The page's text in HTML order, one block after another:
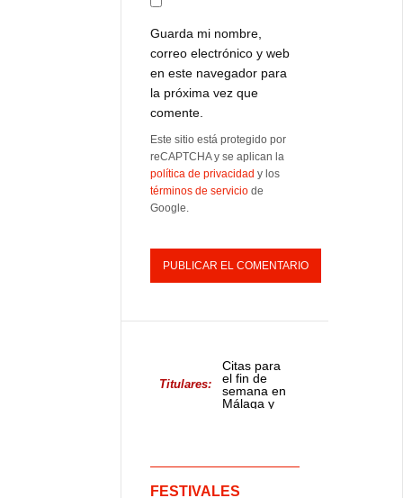
Guarda mi nombre,
correo electrónico y web
en este navegador para
la próxima vez que
comente.
Este sitio está protegido por
reCAPTCHA y se aplican la
política de privacidad y los
términos de servicio de
Google.
Titulares:
Citas para
el fin de
semana en
Málaga y
FESTIVALES